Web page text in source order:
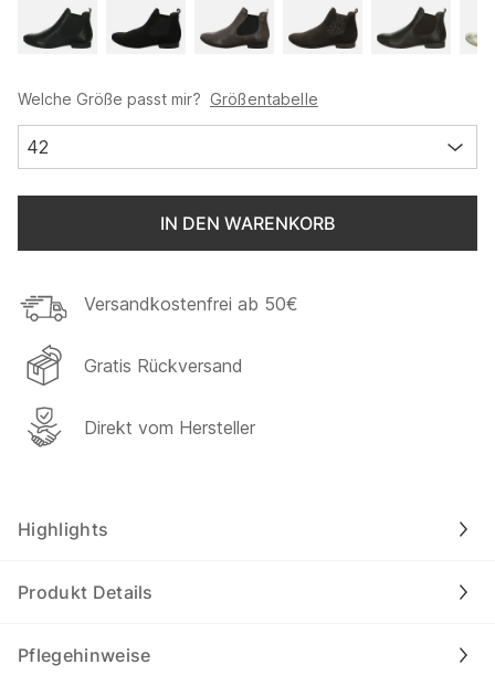
Welche Größe passt mir? Größentabelle
42
IN DEN WARENKORB
Versandkostenfrei ab 50€
Gratis Rückversand
Direkt vom Hersteller
Highlights
Produkt Details
Pflegehinweise